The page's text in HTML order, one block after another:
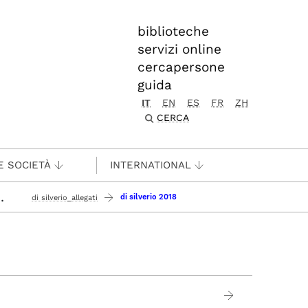
biblioteche
servizi online
cercapersone
guida
IT EN ES FR
ZH
CERCA
SOCIETÀ INTERNATIONAL
di silverio_allegati di silverio 2018